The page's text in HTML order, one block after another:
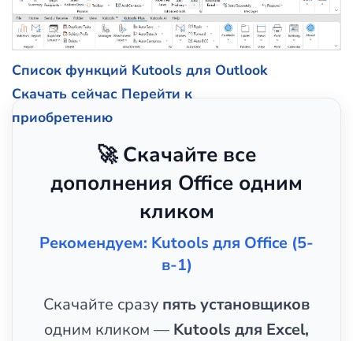
Список функций Kutools для Outlook
Скачать сейчас Перейти к
приобретению
🚀 Скачайте все
дополнения Office одним
кликом
Рекомендуем: Kutools для Office (5-
в-1)
Скачайте сразу пять установщиков
одним кликом — Kutools для Excel,